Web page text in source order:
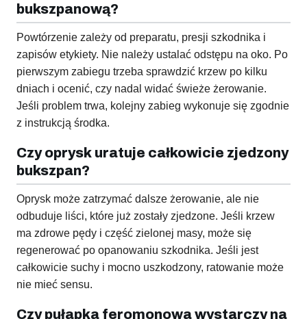
bukszpanową?
Powtórzenie zależy od preparatu, presji szkodnika i
zapisów etykiety. Nie należy ustalać odstępu na oko. Po
pierwszym zabiegu trzeba sprawdzić krzew po kilku
dniach i ocenić, czy nadal widać świeże żerowanie.
Jeśli problem trwa, kolejny zabieg wykonuje się zgodnie
z instrukcją środka.
Czy oprysk uratuje całkowicie zjedzony
bukszpan?
Oprysk może zatrzymać dalsze żerowanie, ale nie
odbuduje liści, które już zostały zjedzone. Jeśli krzew
ma zdrowe pędy i część zielonej masy, może się
regenerować po opanowaniu szkodnika. Jeśli jest
całkowicie suchy i mocno uszkodzony, ratowanie może
nie mieć sensu.
Czy pułapka feromonowa wystarczy na